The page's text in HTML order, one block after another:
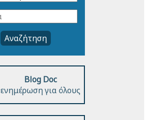
Αναζήτηση
Blog Doc
ενημέρωση για όλους